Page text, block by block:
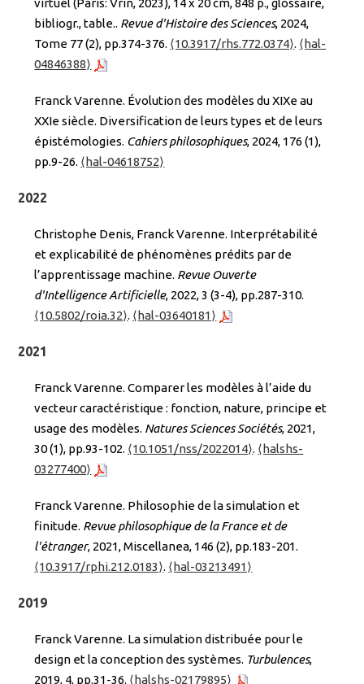
virtuel (Paris: Vrin, 2023), 14 x 20 cm, 848 p., glossaire,
bibliogr., table.. Revue d'Histoire des Sciences, 2024,
Tome 77 (2), pp.374-376. ⟨10.3917/rhs.772.0374⟩. ⟨hal-
04846388⟩
Franck Varenne. Évolution des modèles du XIXe au
XXIe siècle. Diversification de leurs types et de leurs
épistémologies. Cahiers philosophiques, 2024, 176 (1),
pp.9-26. ⟨hal-04618752⟩
2022
Christophe Denis, Franck Varenne. Interprétabilité
et explicabilité de phénomènes prédits par de
l’apprentissage machine. Revue Ouverte
d'Intelligence Artificielle, 2022, 3 (3-4), pp.287-310.
⟨10.5802/roia.32⟩. ⟨hal-03640181⟩
2021
Franck Varenne. Comparer les modèles à l’aide du
vecteur caractéristique : fonction, nature, principe et
usage des modèles. Natures Sciences Sociétés, 2021,
30 (1), pp.93-102. ⟨10.1051/nss/2022014⟩. ⟨halshs-
03277400⟩
Franck Varenne. Philosophie de la simulation et
finitude. Revue philosophique de la France et de
l'étranger, 2021, Miscellanea, 146 (2), pp.183-201.
⟨10.3917/rphi.212.0183⟩. ⟨hal-03213491⟩
2019
Franck Varenne. La simulation distribuée pour le
design et la conception des systèmes. Turbulences,
2019, 4, pp.31-36. ⟨halshs-02179895⟩